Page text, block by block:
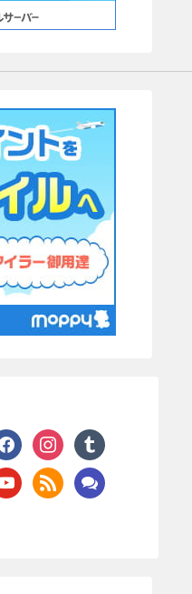
instagramtumblr
rss comments